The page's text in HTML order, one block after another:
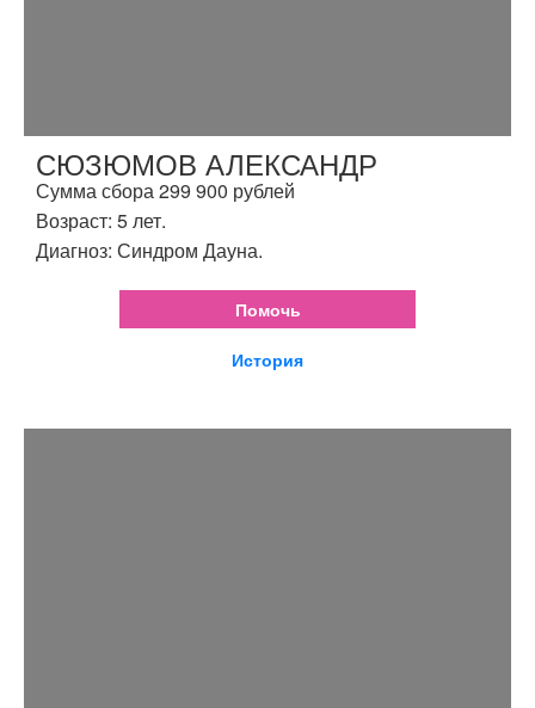
СЮЗЮМОВ АЛЕКСАНДР
Сумма сбора 299 900 рублей
Возраст: 5 лет.
Диагноз: Синдром Дауна.
Помочь
История